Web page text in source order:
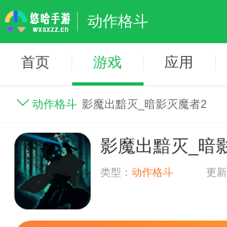
动作格斗
首页 游戏 应用
动作格斗 影魔出黯灭_暗影灭魔者2
影魔出黯灭_暗
类型：动作格斗 更